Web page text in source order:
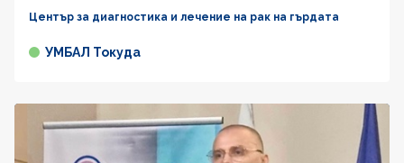
Център за диагностика и лечение на рак на гърдата
УМБАЛ Токуда